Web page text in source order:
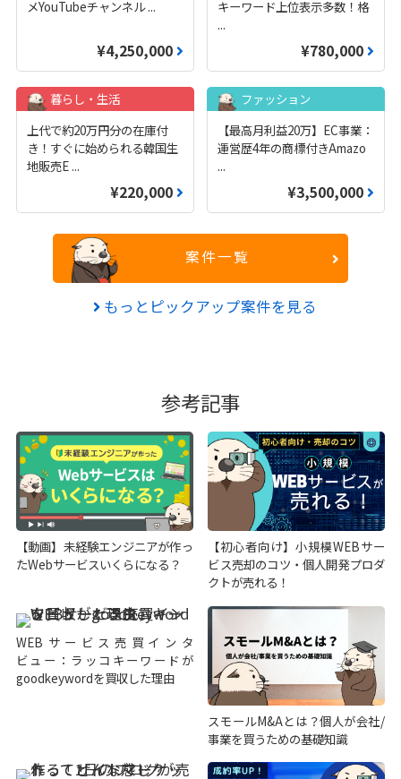
メYouTubeチャンネル...
¥4,250,000
キーワード上位表示多数！格
...
¥780,000
暮らし・生活
上代で約20万円分の在庫付
き！すぐに始められる韓国生
地販売E ...
¥220,000
ファッション
【最高月利益20万】EC事業：
運営歴4年の商標付きAmazo
...
¥3,500,000
案件一覧
もっとピックアップ案件を見る
参考記事
【動画】未経験エンジニアが作っ
たWebサービスいくらになる？
【初心者向け】小規模WEBサー
ビス売却のコツ・個人開発プロダ
クトが売れる！
WEBサービス売買インタ
ビュー：ラッコキーワードが
goodkeywordを買収した理由
スモールM&Aとは？個人が会社/
事業を買うための基礎知識